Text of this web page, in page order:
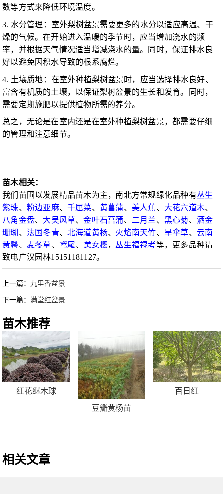
数等方式来降低环境温度。
3. 水分管理：室外梨树盆景需要更多的水分以适应高温、干
燥的气候。在开始进入温暖的季节时，应当增加浇水的频
率，并根据天气情况适当增减浇水的量。同时，保证排水良
好以避免因积水导致的根系腐烂。
4. 土壤质地：在室外种植梨树盆景时，应当选择排水良好、
富含有机质的土壤，以保证梨树盆景的生长和发育。同时，
需要定期施肥以提供植物所需的养分。
总之，无论是在室内还是在室外种植梨树盆景，都需要仔细
的管理和注意细节。
苗木相关：
我们苗圃以发展精品苗木为主，南北方常规绿化品种有丛生
紫珠、 粉边亚麻、 千屈菜、 黄菖蒲、 美人蕉、 大花六道木、
八角金盘、 大吴风草、金叶石菖蒲、 二月兰、 黑心菊、 洒金
珊瑚 、 法国冬青、 北海道黄杨、 火焰南天竹、 旱伞草、 云南
黄馨、 麦冬草、 鸢尾、 美女樱， 丛生福禄考等，更多品种请
致电广汉园林15151181127。
上一篇： 九里香盆景
下一篇：满堂红盆景
苗木推荐
红花继木球
豆瓣黄杨苗
百日红
相关文章